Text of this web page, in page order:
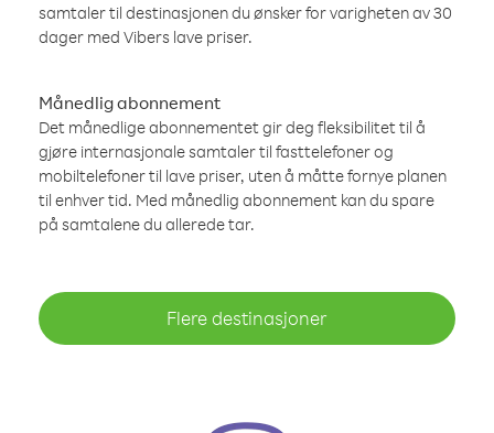
samtaler til destinasjonen du ønsker for varigheten av 30
dager med Vibers lave priser.
Månedlig abonnement
Det månedlige abonnementet gir deg fleksibilitet til å
gjøre internasjonale samtaler til fasttelefoner og
mobiltelefoner til lave priser, uten å måtte fornye planen
til enhver tid. Med månedlig abonnement kan du spare
på samtalene du allerede tar.
Flere destinasjoner